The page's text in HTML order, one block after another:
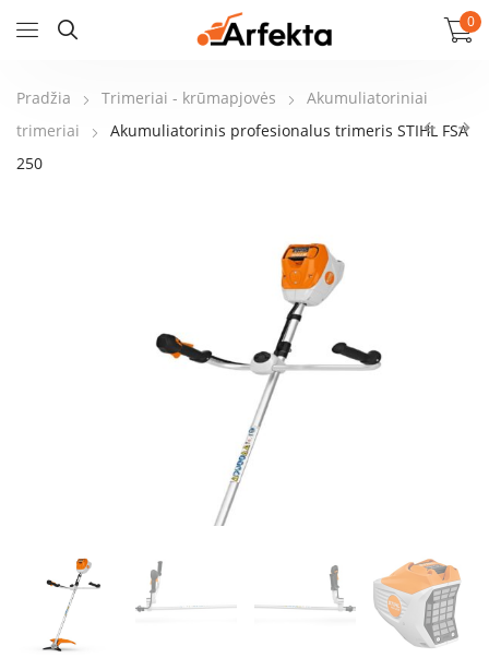
0
Pradžia Trimeriai - krūmapjovės
Akumuliatoriniai
trimeriai
Akumuliatorinis profesionalus trimeris STIHL FSA
250